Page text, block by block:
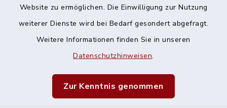
Website zu ermöglichen. Die Einwilligung zur Nutzung
weiterer Dienste wird bei Bedarf gesondert abgefragt.
Weitere Informationen finden Sie in unseren
Datenschutzhinweisen.
Zur Kenntnis genommen
Impressum
Sitemap
Cookie-Einstellungen